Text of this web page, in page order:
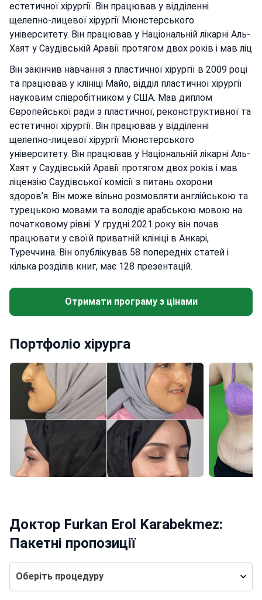
естетичної хірургії. Він працював у відділенні
щелепно-лицевої хірургії Мюнстерського
університету. Він працював у Національній лікарні Аль-
Хаят у Саудівській Аравії протягом двох років і мав ліц
Він закінчив навчання з пластичної хірургії в 2009 році
та працював у клініці Майо, відділ пластичної хірургії
науковим співробітником у США. Мав диплом
Європейської ради з пластичної, реконструктивної та
естетичної хірургії. Він працював у відділенні
щелепно-лицевої хірургії Мюнстерського
університету. Він працював у Національній лікарні Аль-
Хаят у Саудівській Аравії протягом двох років і мав
ліцензію Саудівської комісії з питань охорони
здоров’я. Він може вільно розмовляти англійською та
турецькою мовами та володіє арабською мовою на
початковому рівні. У грудні 2021 року він почав
працювати у своїй приватній клініці в Анкарі,
Туреччина. Він опублікував 58 попередніх статей і
кілька розділів книг, має 128 презентацій.
Отримати програму з цінами
Портфоліо хірурга
Доктор Furkan Erol Karabekmez:
Пакетні пропозиції
Оберіть процедуру